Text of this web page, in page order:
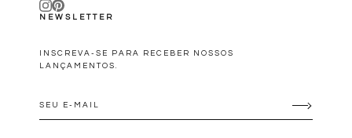
NEWSLETTER
INSCREVA-SE PARA RECEBER NOSSOS
LANÇAMENTOS.